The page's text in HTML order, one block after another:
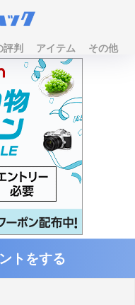
評判 アイテム その他
トをする